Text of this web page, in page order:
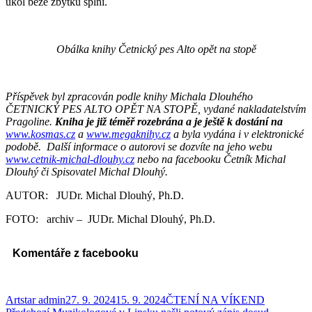
Obálka knihy Četnický pes Alto opět na stopě
Příspěvek byl zpracován podle knihy Michala Dlouhého
ČETNICKÝ PES ALTO OPĚT NA STOPĚ, vydané nakladatelstvím
Pragoline. Kniha je již téměř rozebrána a je ještě k dostání na
www.kosmas.cz a www.megaknihy.cz a byla vydána i v elektronické
podobě. Další informace o autorovi se dozvíte na jeho webu
www.cetnik-michal-dlouhy.cz nebo na facebooku Četník Michal
Dlouhý či Spisovatel Michal Dlouhý.
AUTOR: JUDr. Michal Dlouhý, Ph.D.
FOTO: archiv – JUDr. Michal Dlouhý, Ph.D.
Komentáře z facebooku
Autor:
Artstar adminPublikováno:
27. 9. 202415. 9. 2024Rubriky:
ČTENÍ NA VÍKEND